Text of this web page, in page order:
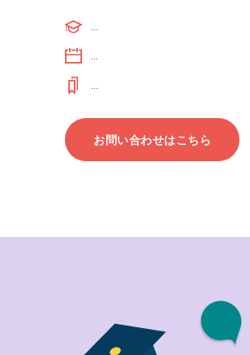
お問い合わせはこちら